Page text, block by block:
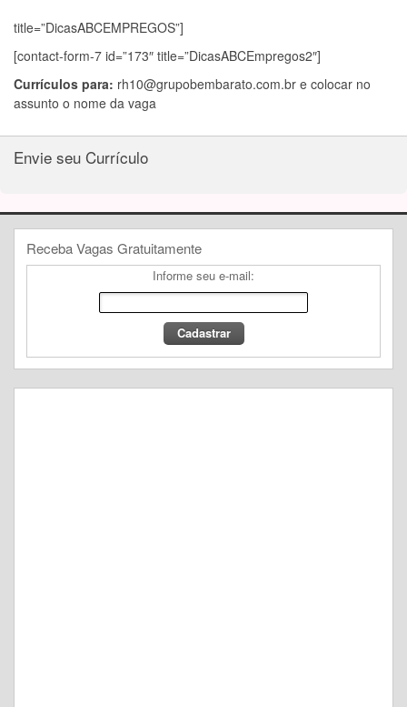
title=”DicasABCEMPREGOS”]
[contact-form-7 id=”173″ title=”DicasABCEmpregos2″]
Currículos para: rh10@grupobembarato.com.br e colocar no
assunto o nome da vaga
Envie seu Currículo
Receba Vagas Gratuitamente
Informe seu e-mail: